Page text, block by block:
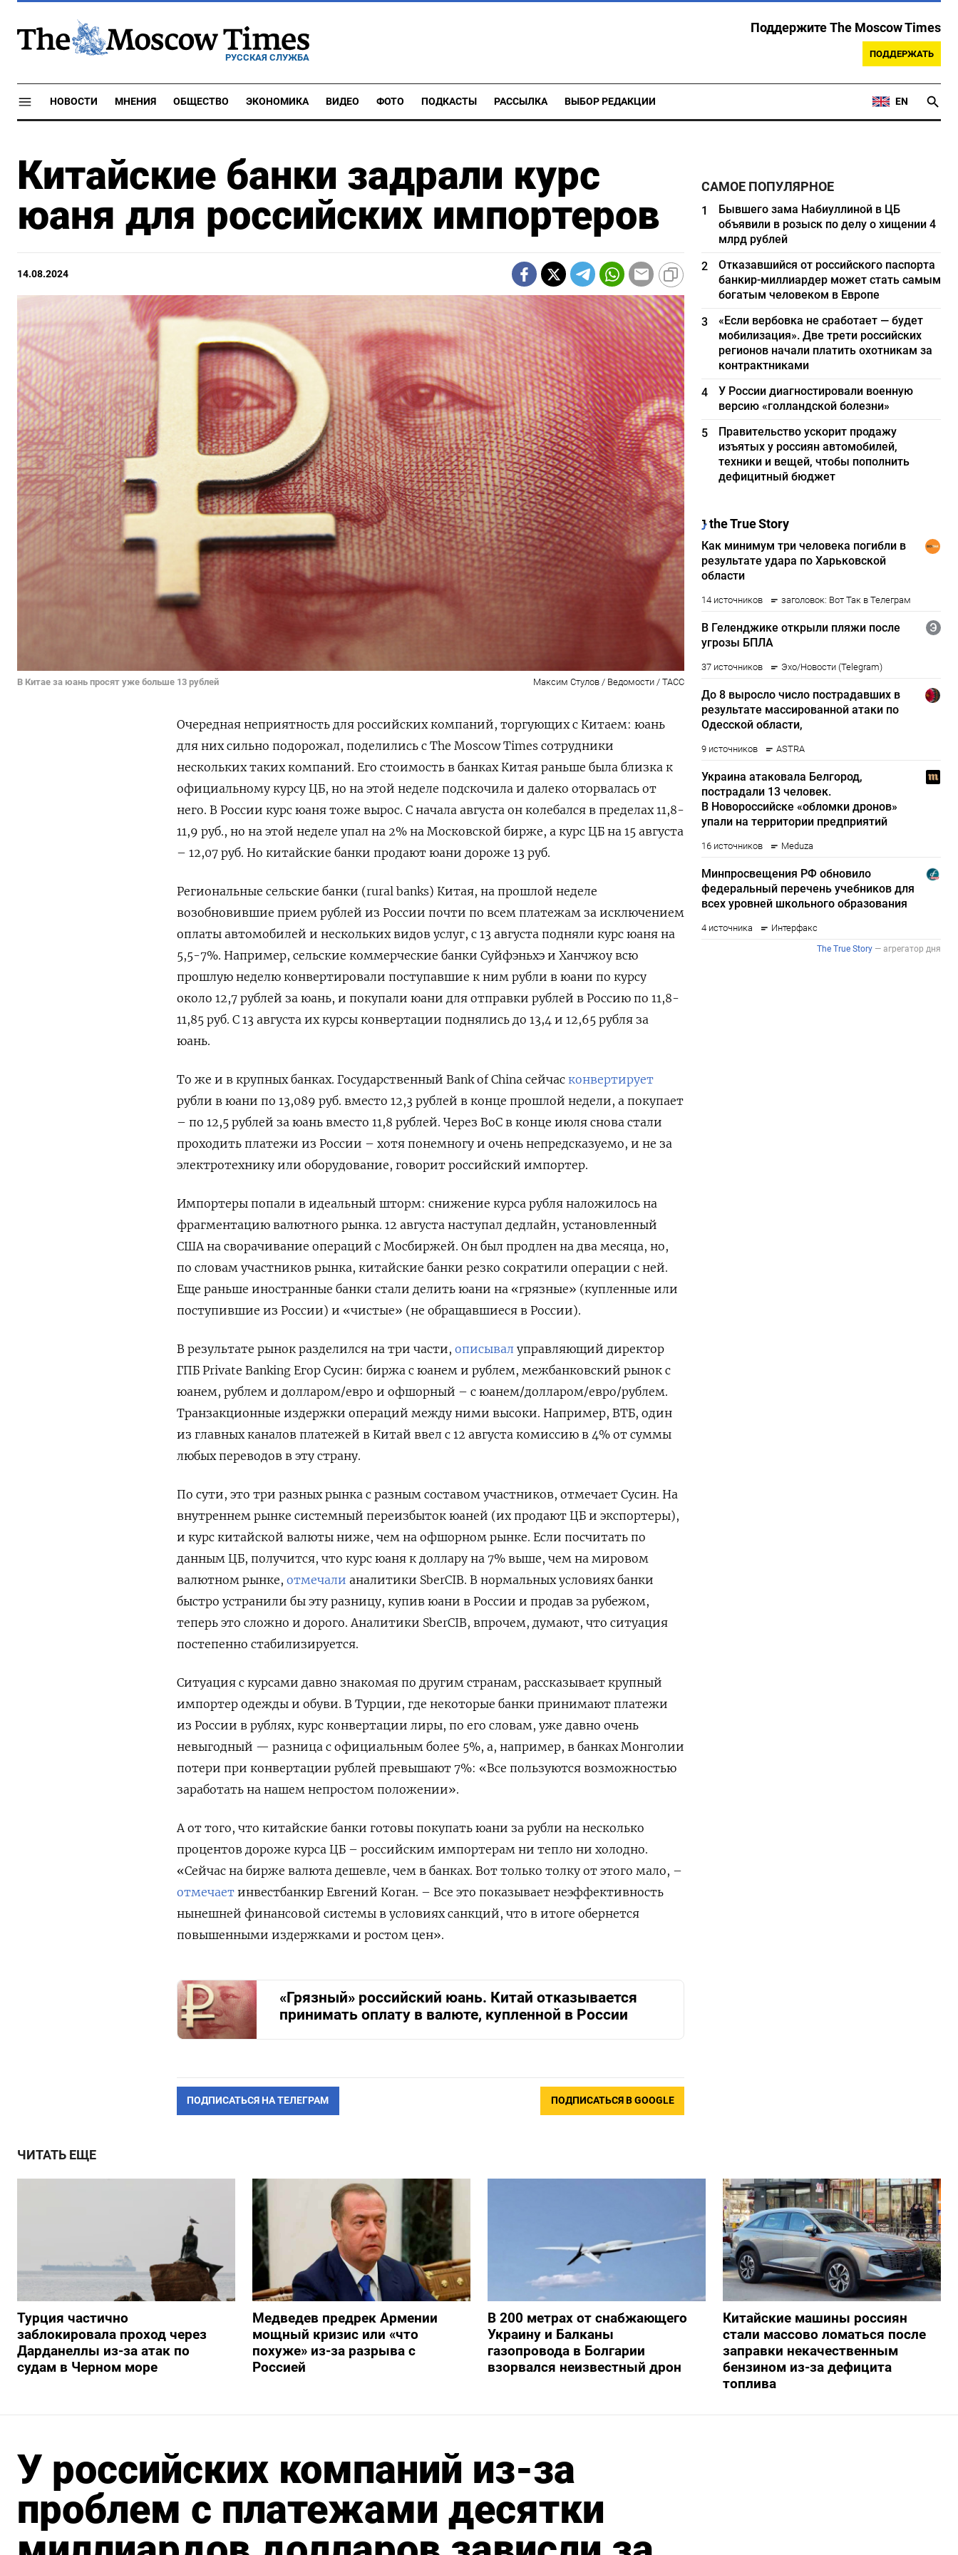
РУССКАЯ СЛУЖБА
Поддержите The Moscow Times
ПОДДЕРЖАТЬ
НОВОСТИ МНЕНИЯ ОБЩЕСТВО ЭКОНОМИКА ВИДЕО ФОТО ПОДКАСТЫ РАССЫЛКА ВЫБОР РЕДАКЦИИ EN
Китайские банки задрали курс
юаня для российских импортеров
14.08.2024
В Китае за юань просят уже больше 13 рублей Максим Стулов / Ведомости / ТАСС
Очередная неприятность для российских компаний, торгующих с Китаем: юань
для них сильно подорожал, поделились с The Moscow Times сотрудники
нескольких таких компаний. Его стоимость в банках Китая раньше была близка к
официальному курсу ЦБ, но на этой неделе подскочила и далеко оторвалась от
него. В России курс юаня тоже вырос. С начала августа он колебался в пределах 11,8-
11,9 руб., но на этой неделе упал на 2% на Московской бирже, а курс ЦБ на 15 августа
– 12,07 руб. Но китайские банки продают юани дороже 13 руб.
Региональные сельские банки (rural banks) Китая, на прошлой неделе
возобновившие прием рублей из России почти по всем платежам за исключением
оплаты автомобилей и нескольких видов услуг, с 13 августа подняли курс юаня на
5,5-7%. Например, сельские коммерческие банки Суйфэньхэ и Ханчжоу всю
прошлую неделю конвертировали поступавшие к ним рубли в юани по курсу
около 12,7 рублей за юань, и покупали юани для отправки рублей в Россию по 11,8-
11,85 руб. С 13 августа их курсы конвертации поднялись до 13,4 и 12,65 рубля за
юань.
То же и в крупных банках. Государственный Bank of China сейчас конвертирует
рубли в юани по 13,089 руб. вместо 12,3 рублей в конце прошлой недели, а покупает
– по 12,5 рублей за юань вместо 11,8 рублей. Через BoC в конце июля снова стали
проходить платежи из России – хотя понемногу и очень непредсказуемо, и не за
электротехнику или оборудование, говорит российский импортер.
Импортеры попали в идеальный шторм: снижение курса рубля наложилось на
фрагментацию валютного рынка. 12 августа наступал дедлайн, установленный
США на сворачивание операций с Мосбиржей. Он был продлен на два месяца, но,
по словам участников рынка, китайские банки резко сократили операции с ней.
Еще раньше иностранные банки стали делить юани на «грязные» (купленные или
поступившие из России) и «чистые» (не обращавшиеся в России).
В результате рынок разделился на три части, описывал управляющий директор
ГПБ Private Banking Егор Сусин: биржа с юанем и рублем, межбанковский рынок с
юанем, рублем и долларом/евро и офшорный – с юанем/долларом/евро/рублем.
Транзакционные издержки операций между ними высоки. Например, ВТБ, один
из главных каналов платежей в Китай ввел с 12 августа комиссию в 4% от суммы
любых переводов в эту страну.
По сути, это три разных рынка с разным составом участников, отмечает Сусин. На
внутреннем рынке системный переизбыток юаней (их продают ЦБ и экспортеры),
и курс китайской валюты ниже, чем на офшорном рынке. Если посчитать по
данным ЦБ, получится, что курс юаня к доллару на 7% выше, чем на мировом
валютном рынке, отмечали аналитики SberCIB. В нормальных условиях банки
быстро устранили бы эту разницу, купив юани в России и продав за рубежом,
теперь это сложно и дорого. Аналитики SberCIB, впрочем, думают, что ситуация
постепенно стабилизируется.
Ситуация с курсами давно знакомая по другим странам, рассказывает крупный
импортер одежды и обуви. В Турции, где некоторые банки принимают платежи
из России в рублях, курс конвертации лиры, по его словам, уже давно очень
невыгодный — разница с официальным более 5%, а, например, в банках Монголии
потери при конвертации рублей превышают 7%: «Все пользуются возможностью
заработать на нашем непростом положении».
А от того, что китайские банки готовы покупать юани за рубли на несколько
процентов дороже курса ЦБ – российским импортерам ни тепло ни холодно.
«Сейчас на бирже валюта дешевле, чем в банках. Вот только толку от этого мало, –
отмечает инвестбанкир Евгений Коган. – Все это показывает неэффективность
нынешней финансовой системы в условиях санкций, что в итоге обернется
повышенными издержками и ростом цен».
«Грязный» российский юань. Китай отказывается
принимать оплату в валюте, купленной в России
ПОДПИСАТЬСЯ НА ТЕЛЕГРАМ ПОДПИСАТЬСЯ В GOOGLE
САМОЕ ПОПУЛЯРНОЕ
1
Бывшего зама Набиуллиной в ЦБ
объявили в розыск по делу о хищении 4
млрд рублей
2
Отказавшийся от российского паспорта
банкир-миллиардер может стать самым
богатым человеком в Европе
3
«Если вербовка не сработает — будет
мобилизация». Две трети российских
регионов начали платить охотникам за
контрактниками
4
У России диагностировали военную
версию «голландской болезни»
5
Правительство ускорит продажу
изъятых у россиян автомобилей,
техники и вещей, чтобы пополнить
дефицитный бюджет
ЧИТАТЬ ЕЩЕ
Турция частично
заблокировала проход через
Дарданеллы из-за атак по
судам в Черном море
Медведев предрек Армении
мощный кризис или «что
похуже» из-за разрыва с
Россией
В 200 метрах от снабжающего
Украину и Балканы
газопровода в Болгарии
взорвался неизвестный дрон
Китайские машины россиян
стали массово ломаться после
заправки некачественным
бензином из-за дефицита
топлива
У российских компаний из-за
проблем с платежами десятки